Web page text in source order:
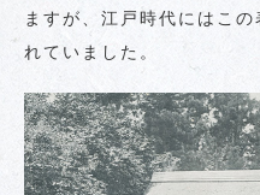
ますが、江戸時代にはこ
れていました。